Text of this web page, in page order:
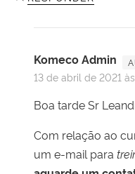
Komeco Admin
13 de abril de 2021
Boa tarde Sr
Com relação ao
um e-mail para